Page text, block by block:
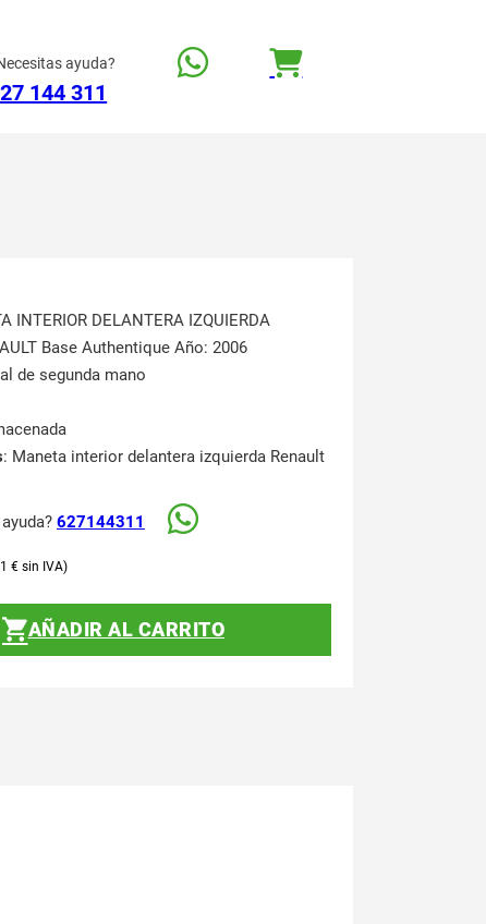
ayuda?
144 311
INTERIOR DELANTERA IZQUIERDA
Base Authentique Año: 2006
de segunda mano
: Maneta interior delantera izquierda Renault
627144311
€
AÑADIR AL CARRITO